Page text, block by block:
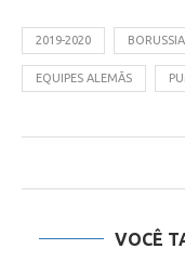
2019-2020
EQUIPES ALEMÃS
VOCÊ